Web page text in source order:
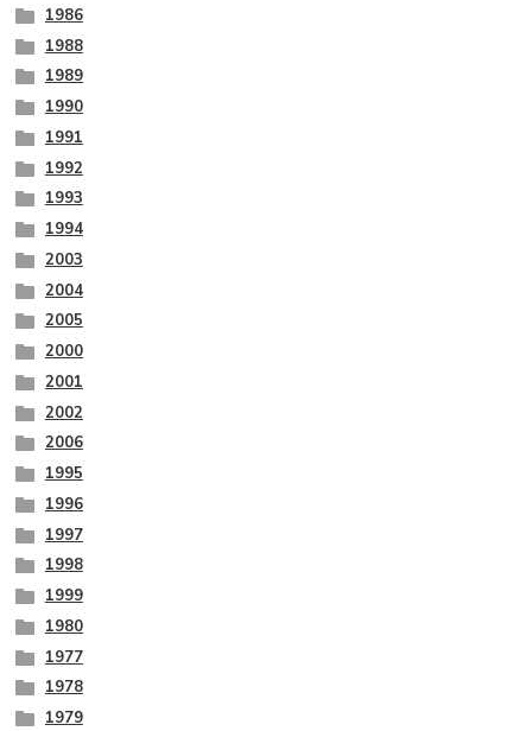
1986
1988
1989
1990
1991
1992
1993
1994
2003
2004
2005
2000
2001
2002
2006
1995
1996
1997
1998
1999
1980
1977
1978
1979